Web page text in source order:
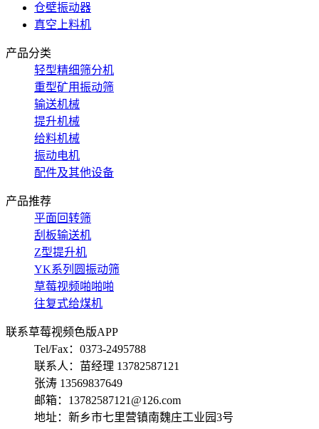
仓壁振动器
真空上料机
产品分类
轻型精细筛分机
重型矿用振动筛
输送机械
提升机械
给料机械
振动电机
配件及其他设备
产品推荐
平面回转筛
刮板输送机
Z型提升机
YK系列圆振动筛
草莓视频啪啪啪
往复式给煤机
联系草莓视频色版APP
Tel/Fax：0373-2495788
联系人：苗经理 13782587121
张涛 13569837649
邮箱：13782587121@126.com
地址：新乡市七里营镇南魏庄工业园3号